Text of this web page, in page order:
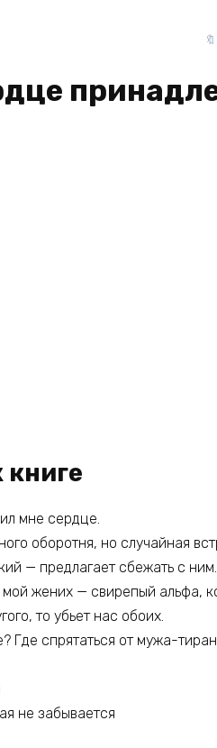
книге
мне сердце.
оборотня, но случайная
— предлагает сбежать с ним.
жених — свирепый альфа,
то убьет нас обоих.
Где спрятаться от мужа-
не забывается